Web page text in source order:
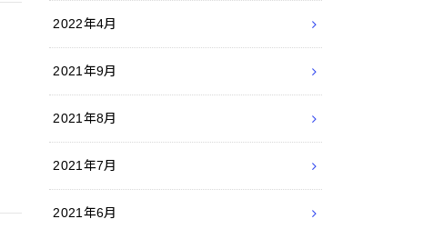
2022年4月
2021年9月
2021年8月
2021年7月
2021年6月